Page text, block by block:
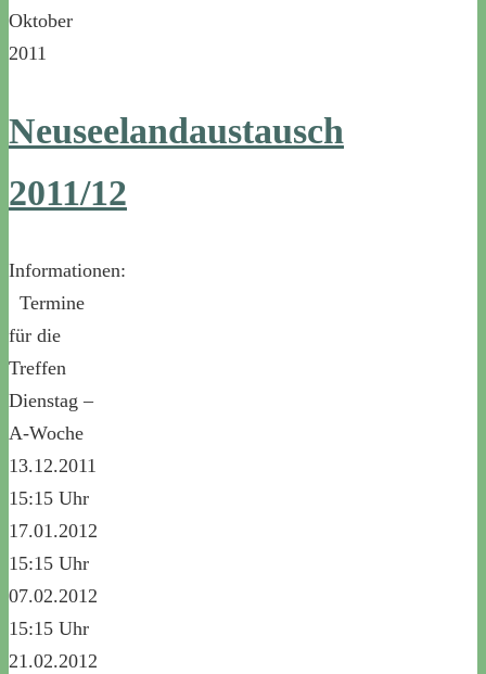
Oktober
2011
Neuseelandaustausch
2011/12
Informationen:
Termine
für die
Treffen
Dienstag –
A-Woche
13.12.2011
15:15 Uhr
17.01.2012
15:15 Uhr
07.02.2012
15:15 Uhr
21.02.2012